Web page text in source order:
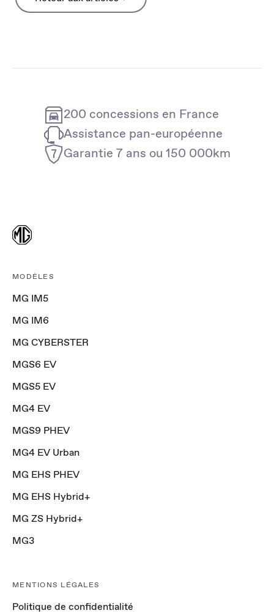
200 concessions en France
Assistance pan-européenne
Garantie 7 ans ou 150 000km
MODÈLES
MG IM5
MG IM6
MG CYBERSTER
MGS6 EV
MGS5 EV
MG4 EV
MGS9 PHEV
MG4 EV Urban
MG EHS PHEV
MG EHS Hybrid+
MG ZS Hybrid+
MG3
MENTIONS LÉGALES
Politique de confidentialité